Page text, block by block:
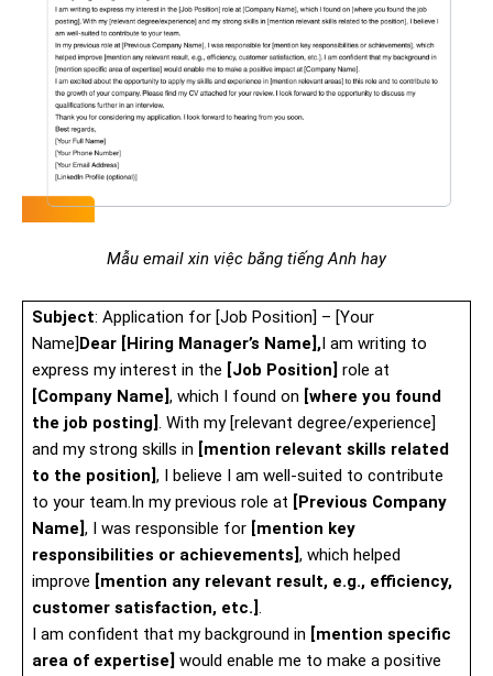
Mẫu email xin việc bằng tiếng Anh hay
Subject: Application for [Job Position] – [Your
Name]Dear [Hiring Manager’s Name],I am writing to
express my interest in the [Job Position] role at
[Company Name], which I found on [where you found
the job posting]. With my [relevant degree/experience]
and my strong skills in [mention relevant skills related
to the position], I believe I am well-suited to contribute
to your team.In my previous role at [Previous Company
Name], I was responsible for [mention key
responsibilities or achievements], which helped
improve [mention any relevant result, e.g., efficiency,
customer satisfaction, etc.].
I am confident that my background in [mention specific
area of expertise] would enable me to make a positive